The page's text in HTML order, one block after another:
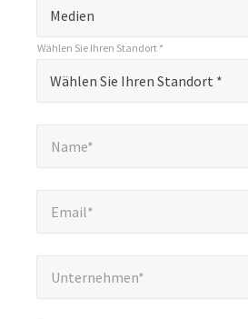
"
kennzeichnet
Medien
Wählen Sie Ihren Standort *
Wählen Sie Ihren Standort *
Name*
Email*
Unternehmen*